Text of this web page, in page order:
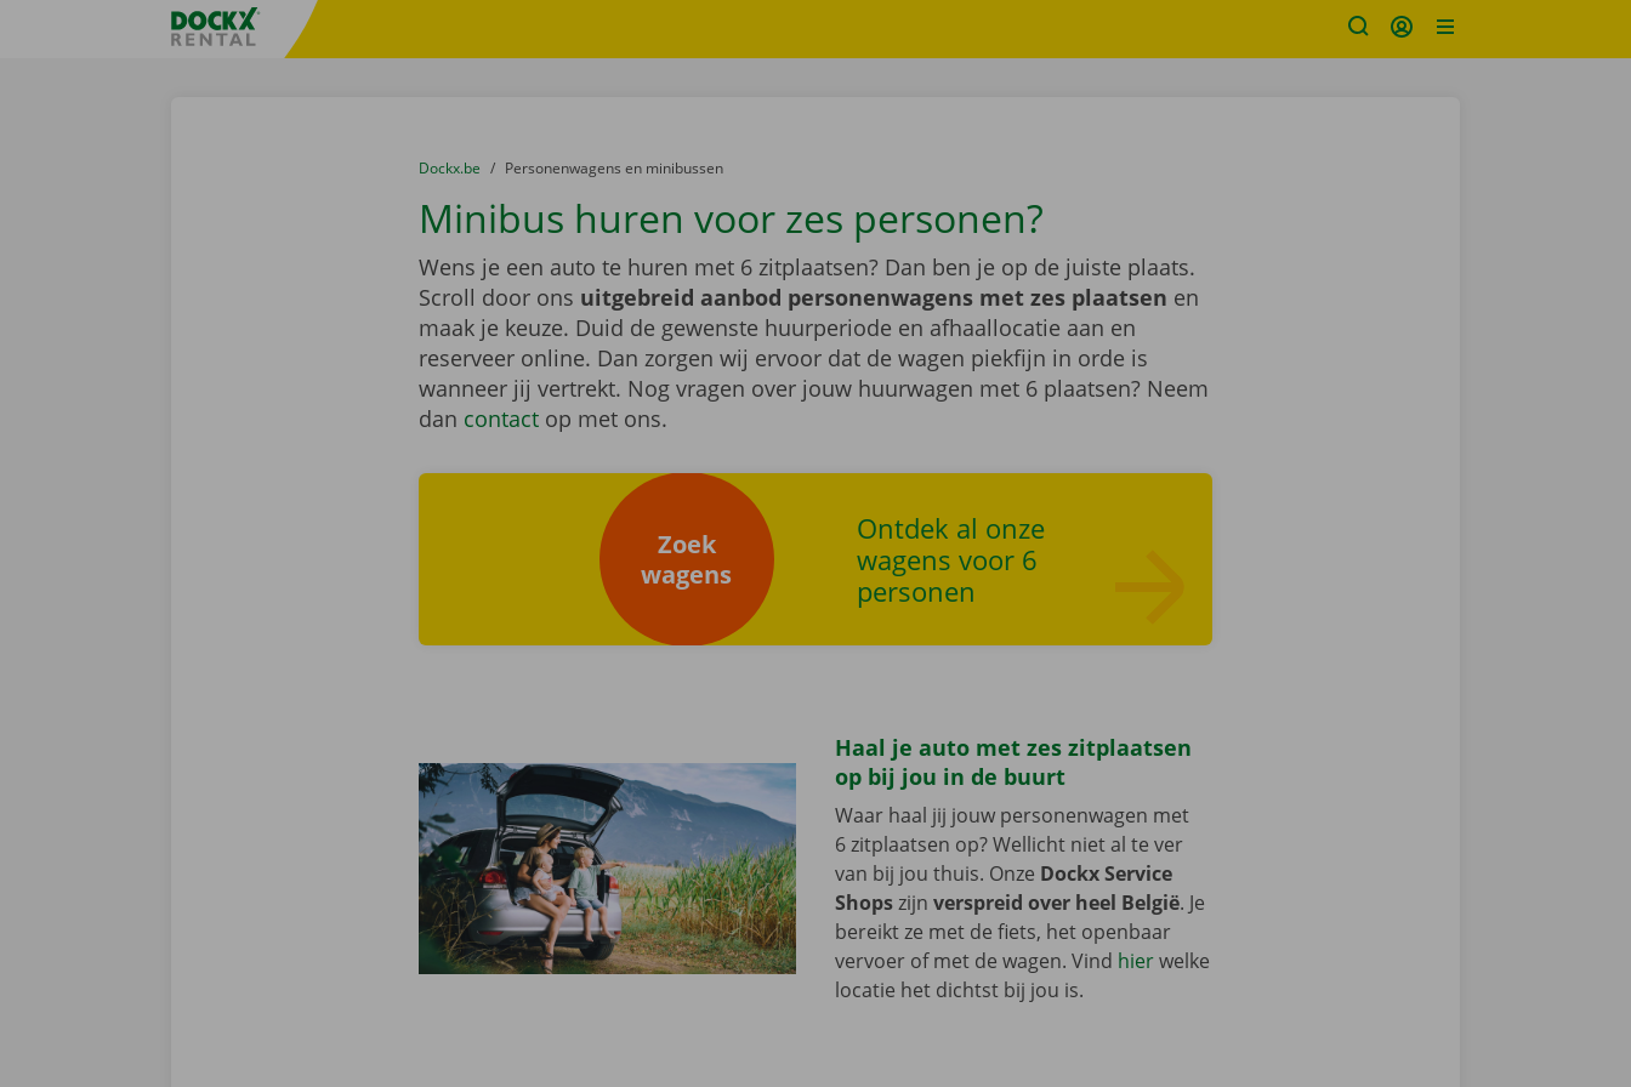
Taalselectie overslaanFratello DEMO
U bevindt zich hier:
van
Dockx.be naar
Personenwagens en minibussen
Minibus huren voor zes personen?
Wens je een auto te huren met 6 zitplaatsen? Dan ben je op de juiste plaats.
Scroll door ons uitgebreid aanbod personenwagens met zes plaatsen en
maak je keuze. Duid de gewenste huurperiode en afhaallocatie aan en
reserveer online. Dan zorgen wij ervoor dat de wagen piekfijn in orde is
wanneer jij vertrekt. Nog vragen over jouw huurwagen met 6 plaatsen? Neem
dan contactop met ons.
Zoek
wagens
Ontdek al onze
wagens voor 6
personen
Haal je auto met zes zitplaatsen
op bij jou in de buurt
Waar haal jij jouw personenwagen met
6 zitplaatsen op? Wellicht niet al te ver
van bij jou thuis. Onze Dockx Service
Shopszijn verspreid over heel België. Je
bereikt ze met de fiets, het openbaar
vervoer of met de wagen. Vind hierwelke
locatie het dichtst bij jou is.